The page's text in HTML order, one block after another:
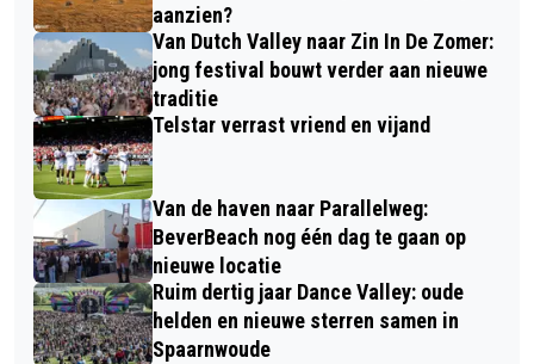
aanzien?
Van Dutch Valley naar Zin In De Zomer:
jong festival bouwt verder aan nieuwe
traditie
Telstar verrast vriend en vijand
Van de haven naar Parallelweg:
BeverBeach nog één dag te gaan op
nieuwe locatie
Ruim dertig jaar Dance Valley: oude
helden en nieuwe sterren samen in
Spaarnwoude